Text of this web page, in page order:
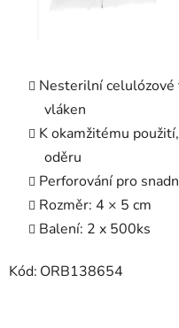
Nesterilní celulózové
vláken
K okamžitému
oděru
Perforování pro
Rozměr: 4 × 5 cm
Balení: 2 x 500ks
Kód: ORB138654